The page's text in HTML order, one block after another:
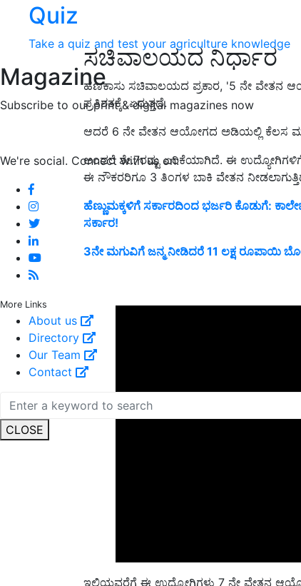
Quiz
Take a quiz and test your agriculture knowledge
Magazine
Subscribe to our print & digital magazines now
We're social. Connect with us on:
More Links
About us
Directory
Our Team
Contact
CLOSE
ಸಚಿವಾಲಯದ ನಿರ್ಧಾರ
ಹಣಕಾಸು ಸಚಿವಾಲಯದ ಪ್ರಕಾರ, '5 ನೇ
ಪ್ರತಿಶತಕ್ಕೆ ಏರುತ್ತದೆ.
ಆದರೆ 6 ನೇ ವೇತನ ಆಯೋಗದ ಅಡಿಯಲ್ಲಿ ಕೆಲಸ
ಅಂದರೆ ಶೇ.7ರಷ್ಟು ಏರಿಕೆಯಾಗಿದೆ. ಈ
ಈ ನೌಕರರಿಗೂ 3 ತಿಂಗಳ ಬಾಕಿ ವೇತನ
ಹೆಣ್ಣುಮಕ್ಕಳಿಗೆ ಸರ್ಕಾರದಿಂದ ಭರ್ಜರಿ ಕೊಡುಗೆ:
ಸರ್ಕಾರ!
3ನೇ ಮಗುವಿಗೆ ಜನ್ಮ ನೀಡಿದರೆ 11 ಲಕ್ಷ ರೂಪಾಯಿ
ಇಲ್ಲಿಯವರೆಗೆ ಈ ಉದ್ಯೋಗಿಗಳು 7 ನೇ ವೇತನ